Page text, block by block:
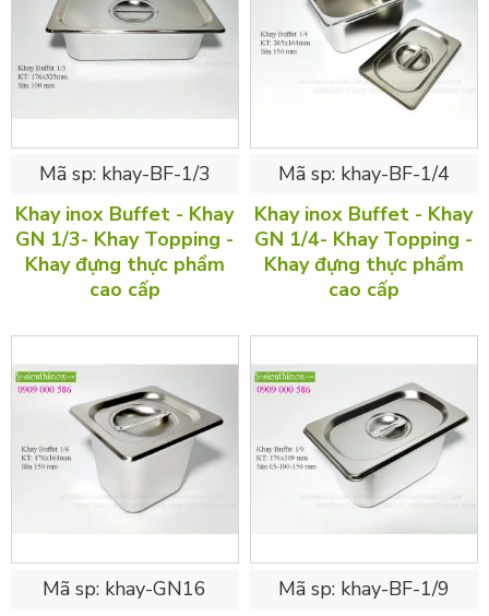
Mã sp: khay-BF-1/3
Khay inox Buffet - Khay
GN 1/3- Khay Topping -
Khay đựng thực phẩm
cao cấp
Mã sp: khay-BF-1/4
Khay inox Buffet - Khay
GN 1/4- Khay Topping -
Khay đựng thực phẩm
cao cấp
Mã sp: khay-GN16
Mã sp: khay-BF-1/9